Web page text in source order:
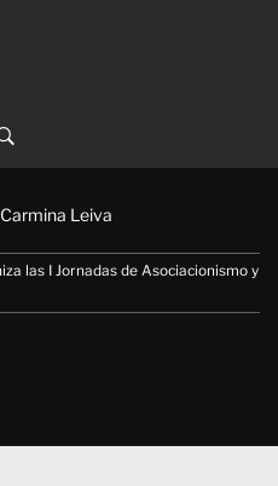
las I Jornadas
Carmina Leiva
las I Jornadas de Asociacionismo y